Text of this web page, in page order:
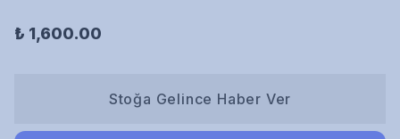
₺ 1,600.00
Stoğa Gelince Haber Ver